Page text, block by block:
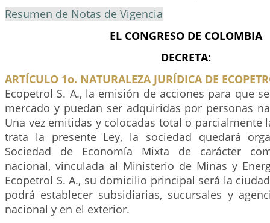
Resumen de Notas de Vigencia
EL CONGRESO DE COLOMBIA
DECRETA:
ARTÍCULO 1o. NATURALEZA JURÍDICA DE
Ecopetrol S. A., la emisión de acciones para que
mercado y puedan ser adquiridas por personas
Una vez emitidas y colocadas total o parcialmente
trata la presente Ley, la sociedad quedará
Sociedad de Economía Mixta de carácter
nacional, vinculada al Ministerio de Minas y
Ecopetrol S. A., su domicilio principal será la
podrá establecer subsidiarias, sucursales y
nacional y en el exterior.